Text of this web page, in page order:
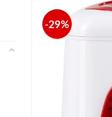
-29%